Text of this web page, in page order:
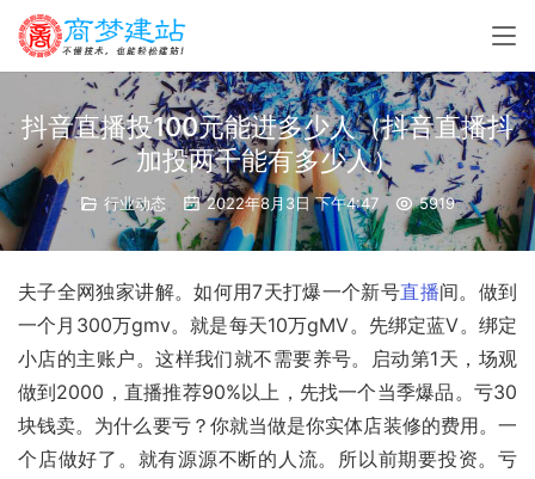
抖音直播投100元能进多少人（抖音直播抖
加投两千能有多少人）
行业动态 2022年8月3日 下午4:47 5919
夫子全网独家讲解。如何用7天打爆一个新号直播间。做到
一个月300万gmv。就是每天10万gMV。先绑定蓝V。绑定
小店的主账户。这样我们就不需要养号。启动第1天，场观
做到2000，直播推荐90%以上，先找一个当季爆品。亏30
块钱卖。为什么要亏？你就当做是你实体店装修的费用。一
个店做好了。就有源源不断的人流。所以前期要投资。亏